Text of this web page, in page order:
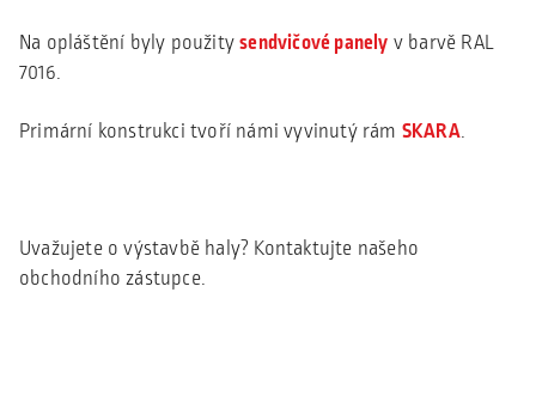
Na opláštění byly použitysendvičové panely v barvě RAL
7016.
Primární konstrukci tvoří námi vyvinutý rám SKARA.
Uvažujete o výstavbě haly? Kontaktujte našeho
obchodního zástupce.